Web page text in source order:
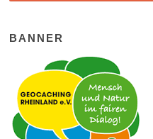
BANNER